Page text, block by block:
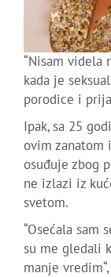
“Nisam videla
kada je
porodice i
Ipak, sa 25
ovim zanatom
osuđuje zbog
ne izlazi iz
svetom.
“Osećala sam
su me gledali
manje